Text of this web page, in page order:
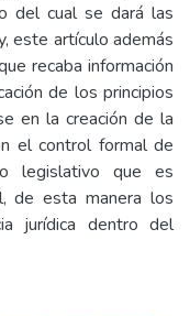
del cual se dará las
este artículo además
recaba información
de los principios
en la creación de la
el control formal de
legislativo que es
de esta manera los
jurídica dentro del